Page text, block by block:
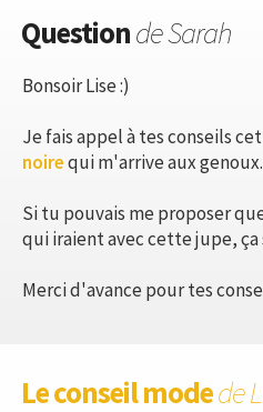
Questionde Sarah
Bonsoir Lise :)
Je fais appel à tes conseils
noirequi m'arrive aux genoux.
Si tu pouvais me proposer
qui iraient avec cette jupe, ça
Merci d'avance pour tes
Le conseil modede